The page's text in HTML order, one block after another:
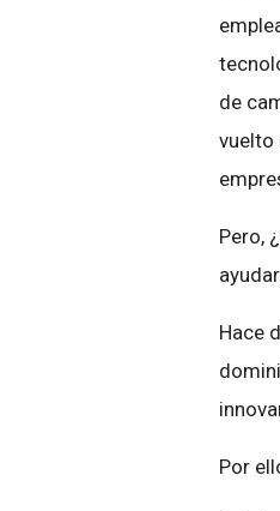
de
vuelto
Pero,
Hace
Por